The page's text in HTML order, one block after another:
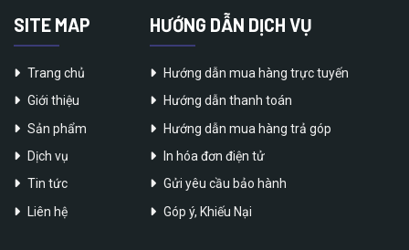
SITE MAP
Trang chủ
Giới thiệu
Sản phẩm
Dịch vụ
Tin tức
Liên hệ
HƯỚNG DẪN DỊCH VỤ
Hướng dẫn mua hàng trực tuyến
Hướng dẫn thanh toán
Hướng dẫn mua hàng trả góp
In hóa đơn điện tử
Gửi yêu cầu bảo hành
Góp ý, Khiếu Nại